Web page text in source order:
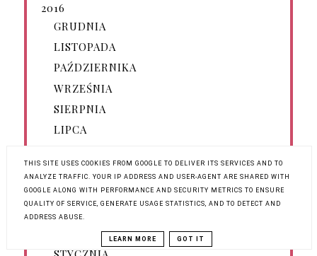
2016
GRUDNIA
LISTOPADA
PAŹDZIERNIKA
WRZEŚNIA
SIERPNIA
LIPCA
MAJA
KWIETNIA
MARCA
THIS SITE USES COOKIES FROM GOOGLE TO DELIVER ITS SERVICES AND TO
ANALYZE TRAFFIC. YOUR IP ADDRESS AND USER-AGENT ARE SHARED WITH
GOOGLE ALONG WITH PERFORMANCE AND SECURITY METRICS TO ENSURE
QUALITY OF SERVICE, GENERATE USAGE STATISTICS, AND TO DETECT AND
ADDRESS ABUSE.
LEARN MORE GOT IT